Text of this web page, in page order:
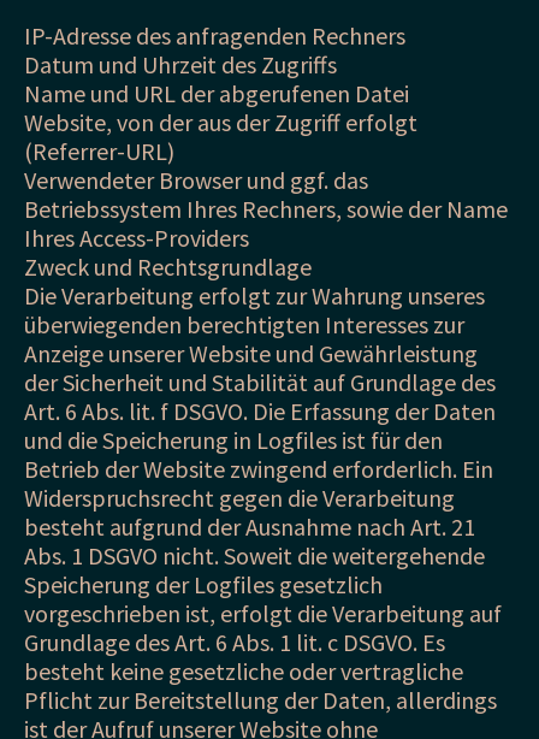
IP-Adresse des anfragenden Rechners
Datum und Uhrzeit des Zugriffs
Name und URL der abgerufenen Datei
Website, von der aus der Zugriff erfolgt
(Referrer-URL)
Verwendeter Browser und ggf. das
Betriebssystem Ihres Rechners, sowie der Name
Ihres Access-Providers
Zweck und Rechtsgrundlage
Die Verarbeitung erfolgt zur Wahrung unseres
überwiegenden berechtigten Interesses zur
Anzeige unserer Website und Gewährleistung
der Sicherheit und Stabilität auf Grundlage des
Art. 6 Abs. lit. f DSGVO. Die Erfassung der Daten
und die Speicherung in Logfiles ist für den
Betrieb der Website zwingend erforderlich. Ein
Widerspruchsrecht gegen die Verarbeitung
besteht aufgrund der Ausnahme nach Art. 21
Abs. 1 DSGVO nicht. Soweit die weitergehende
Speicherung der Logfiles gesetzlich
vorgeschrieben ist, erfolgt die Verarbeitung auf
Grundlage des Art. 6 Abs. 1 lit. c DSGVO. Es
besteht keine gesetzliche oder vertragliche
Pflicht zur Bereitstellung der Daten, allerdings
ist der Aufruf unserer Website ohne